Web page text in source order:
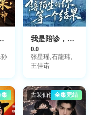
四年我封神 我是陪诊，陪陌生的你等一个结果
0.0
张星瑶,石龍玮,
王佳诺
集 古装仙侠 全集完结